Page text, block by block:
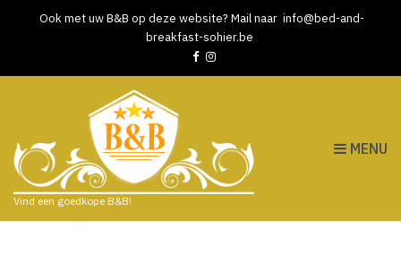
Ook met uw B&B op deze website? Mail naar info@bed-and-
breakfast-sohier.be
Vind een goedkope B&B!
MENU